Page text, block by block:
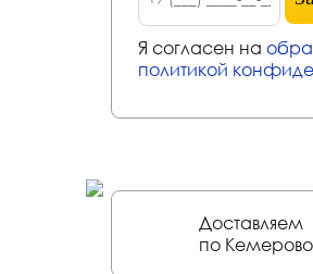
Я согласен на
политикой
Доставляем
по